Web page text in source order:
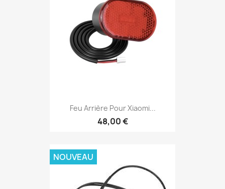
Feu Arrière Pour Xiaomi...
48,00 €
NOUVEAU